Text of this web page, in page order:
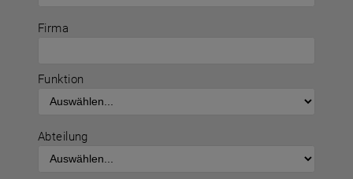
Firma
Funktion
Abteilung